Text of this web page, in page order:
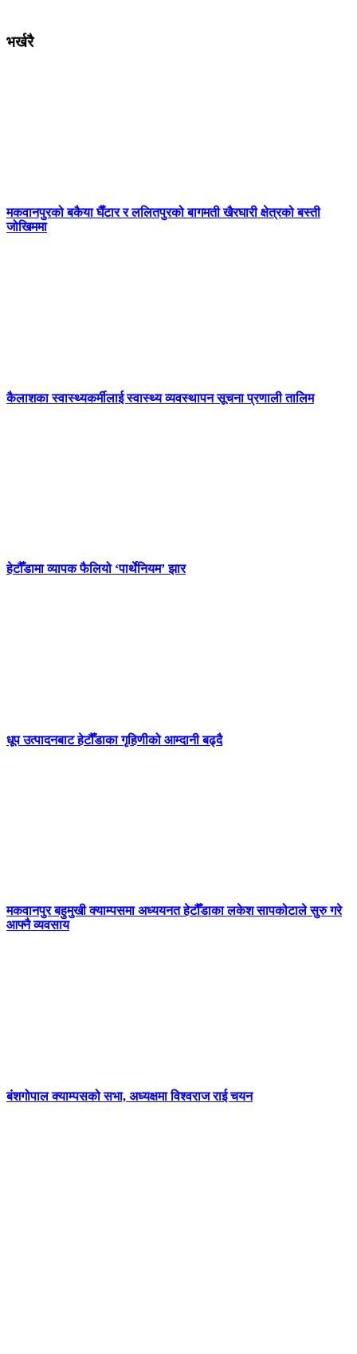
भर्खरै
मकवानपुरको बकैया घैँटार र ललितपुरको बागमती खैरघारी क्षेत्रको बस्ती
जोखिममा
कैलाशका स्वास्थ्यकर्मीलाई स्वास्थ्य व्यवस्थापन सूचना प्रणाली तालिम
हेटौँडामा व्यापक फैलियो ‘पार्थेनियम’ झार
धूप उत्पादनबाट हेटौँडाका गृहिणीको आम्दानी बढ्दै
मकवानपुर बहुमुखी क्याम्पसमा अध्ययनत हेटौँडाका लकेश सापकोटाले सुरु गरे
आफ्नै व्यवसाय
बंशगोपाल क्याम्पसको सभा, अध्यक्षमा विश्वराज राई चयन